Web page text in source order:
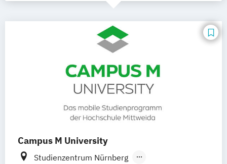
Campus M University
Studienzentrum Nürnberg